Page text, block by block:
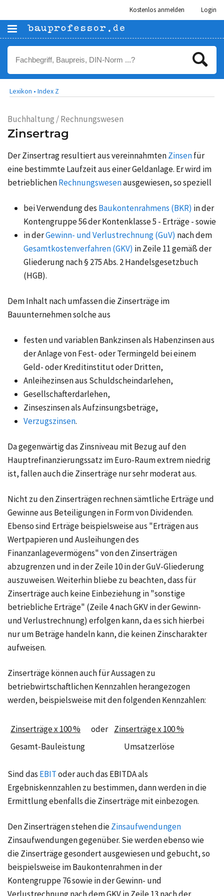
Kostenlos anmelden Login
Lexikon • Index Z
Buchhaltung / Rechnungswesen
Zinsertrag
Der Zinsertrag resultiert aus vereinnahmtenZinsenfür
eine bestimmte Laufzeit aus einer Geldanlage. Er wird im
betrieblichenRechnungswesenausgewiesen, so speziell
bei Verwendung des Baukontenrahmens (BKR) in der
Kontengruppe 56 der Kontenklasse 5 - Erträge - sowie
in derGewinn- und Verlustrechnung (GuV) nach dem
Gesamtkostenverfahren (GKV) in Zeile 11 gemäß der
Gliederung nach § 275 Abs. 2 Handelsgesetzbuch
(HGB).
Dem Inhalt nach umfassen die Zinserträge im
Bauunternehmen solche aus
festen und variablen Bankzinsen als Habenzinsen aus
der Anlage von Fest- oder Termingeld bei einem
Geld- oder Kreditinstitut oder Dritten,
Anleihezinsen aus Schuldscheindarlehen,
Gesellschafterdarlehen,
Zinseszinsenals Aufzinsungsbeträge,
Verzugszinsen.
Da gegenwärtig das Zinsniveau mit Bezug auf den
Hauptrefinanzierungssatz im Euro-Raum extrem niedrig
ist, fallen auch die Zinserträge nur sehr moderat aus.
Nicht zu den Zinserträgen rechnen sämtliche Erträge und
Gewinne aus Beteiligungen in Form von Dividenden.
Ebenso sind Erträge beispielsweise aus "Erträgen aus
Wertpapieren und Ausleihungen des
Finanzanlagevermögens" von den Zinserträgen
abzugrenzen und in der Zeile 10 in der GuV-Gliederung
auszuweisen. Weiterhin bliebe zu beachten, dass für
Zinserträge auch keine Einbeziehung in "sonstige
betriebliche Erträge" (Zeile 4 nach GKV in der Gewinn-
und Verlustrechnung) erfolgen kann, da es sich hierbei
nur um Beträge handeln kann, die keinen Zinscharakter
aufweisen.
Zinserträge können auch für Aussagen zu
betriebwirtschaftlichen Kennzahlen herangezogen
werden, beispielsweise mit den folgenden Kennzahlen:
Zinserträge x 100 % oder Zinserträge x 100 %
Gesamt-Bauleistung
Umsatzerlöse
Sind das EBIToder auch das EBITDAals
Ergebniskennzahlen zu bestimmen, dann werden in die
Ermittlung ebenfalls die Zinserträge mit einbezogen.
Den Zinserträgen stehen dieZinsaufwendungen
Zinsaufwendungen gegenüber. Sie werden ebenso wie
die Zinserträge gesondert ausgewiesen und gebucht, so
beispielsweise im Baukontenrahmen in der
Kontengruppe 76 sowie in der Gewinn- und